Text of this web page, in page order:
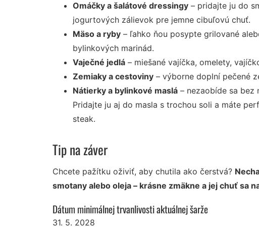
Omáčky a šalátové dressingy – pridajte ju do
jogurtových zálievok pre jemne cibuľovú chuť.
Mäso a ryby – ľahko ňou posypte grilované
bylinkových marinád.
Vaječné jedlá – miešané vajíčka, omelety,
Zemiaky a cestoviny – výborne doplní pečené
Nátierky a bylinkové maslá – nezaobíde sa bez
Pridajte ju aj do masla s trochou soli a máte
steak.
Tip na záver
Chcete pažítku oživiť, aby chutila ako čerstvá?
smotany alebo oleja – krásne zmäkne a jej chuť sa
Dátum minimálnej trvanlivosti aktuálnej šarže
31. 5. 2028